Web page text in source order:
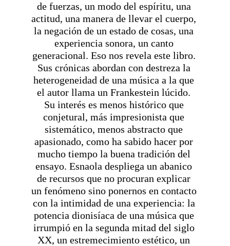
de fuerzas, un modo del espíritu, una
actitud, una manera de llevar el cuerpo,
la negación de un estado de cosas, una
experiencia sonora, un canto
generacional. Eso nos revela este libro.
Sus crónicas abordan con destreza la
heterogeneidad de una música a la que
el autor llama un Frankestein lúcido.
Su interés es menos histórico que
conjetural, más impresionista que
sistemático, menos abstracto que
apasionado, como ha sabido hacer por
mucho tiempo la buena tradición del
ensayo. Esnaola despliega un abanico
de recursos que no procuran explicar
un fenómeno sino ponernos en contacto
con la intimidad de una experiencia: la
potencia dionisíaca de una música que
irrumpió en la segunda mitad del siglo
XX, un estremecimiento estético, un